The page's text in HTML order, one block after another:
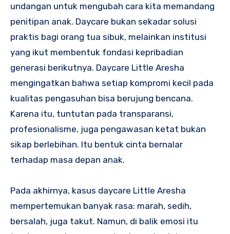
undangan untuk mengubah cara kita memandang
penitipan anak. Daycare bukan sekadar solusi
praktis bagi orang tua sibuk, melainkan institusi
yang ikut membentuk fondasi kepribadian
generasi berikutnya. Daycare Little Aresha
mengingatkan bahwa setiap kompromi kecil pada
kualitas pengasuhan bisa berujung bencana.
Karena itu, tuntutan pada transparansi,
profesionalisme, juga pengawasan ketat bukan
sikap berlebihan. Itu bentuk cinta bernalar
terhadap masa depan anak.
Pada akhirnya, kasus daycare Little Aresha
mempertemukan banyak rasa: marah, sedih,
bersalah, juga takut. Namun, di balik emosi itu